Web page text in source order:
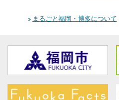
まるごと福岡・博多について